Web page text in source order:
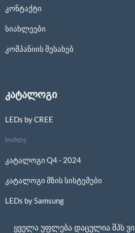
კონტაქტი
სიახლეები
კომპანიის შესახებ
კატალოგი
LEDs by CREE
სიახლე
კატალოგი Q4 - 2024
კატალოგი მზის სისტემები
LEDs by Samsung
ყველა უფლება დაცულია შპს